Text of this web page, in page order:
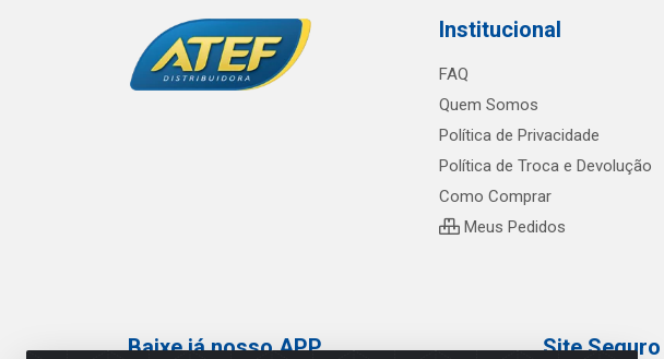
Institucional
FAQ
Quem Somos
Política de Privacidade
Política de Troca e Devolução
Como Comprar
Meus Pedidos
Baixe já nosso APP Site Seguro